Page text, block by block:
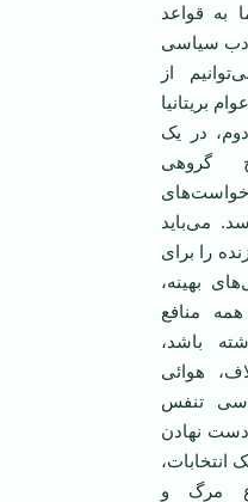
به قواعد
سیاسی
از
بریتانیا
دوم، در یک
گروهی
می‌باید
را برای
بهینه،
منافع
باشد،
هوائی
تنفس
نهادن
انتخابات،
مرگ و